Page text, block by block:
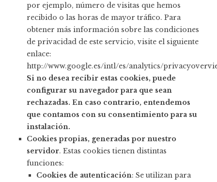
por ejemplo, número de visitas que hemos
recibido o las horas de mayor tráfico. Para
obtener más información sobre las condiciones
de privacidad de este servicio, visite el siguiente
enlace:
http://www.google.es/intl/es/analytics/
Si no desea recibir estas cookies, puede
configurar su navegador para que sean
rechazadas. En caso contrario, entendemos
que contamos con su consentimiento para su
instalación.
Cookies propias, generadas por nuestro
servidor. Estas cookies tienen distintas
funciones:
Cookies de autenticación: Se utilizan para